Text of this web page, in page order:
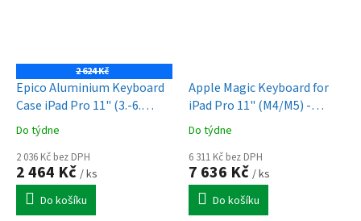
2 624 Kč
Epico Aluminium Keyboard
Case iPad Pro 11" (3.-6.
gen)/Air 10,9" (A14-M1)/Air
11" (M2-M4) - SK
Do týdne
2 036 Kč bez DPH
2 464 Kč / ks
Do košíku
Apple Magic Keyboard for
iPad Pro 11" (M4/M5) -
Czech - White (MWR03CZ/A)
Do týdne
6 311 Kč bez DPH
7 636 Kč / ks
Do košíku